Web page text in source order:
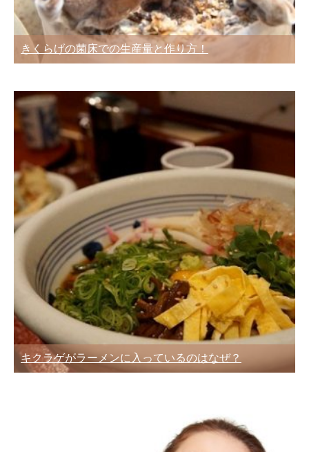
きくらげの菌床での生産量と作り方！
キクラゲがラーメンに入っているのはなぜ？